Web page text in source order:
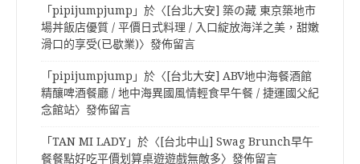
「pipijumpjump 」於〈 [台北大安] 築の藏 東京築地市
場丼飯店優質 / 平價日式料理 / 入口綻放海洋之美，甜嫩
滑口的享受(已歇業)〉發佈留言
「pipijumpjump 」於〈 [台北大安] ABV地中海餐酒館
精釀啤酒餐廳 / 地中海異國風情輕食早午餐 / 捷運國父紀
念館站〉發佈留言
「TAN MI LADY」於〈 [台北中山] Swag Brunch早午
餐餐點好吃平價划算桌遊遊戲無敵多〉發佈留言